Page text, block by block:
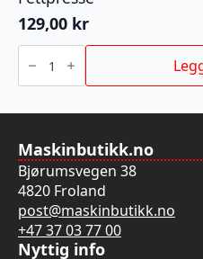
129,00 kr
Fettpresse
antall
Maskinbutikk.no
Bjørumsvegen 38
4820 Froland
post@maskinbutikk.no
+47 37 03 77 00
Nyttig info